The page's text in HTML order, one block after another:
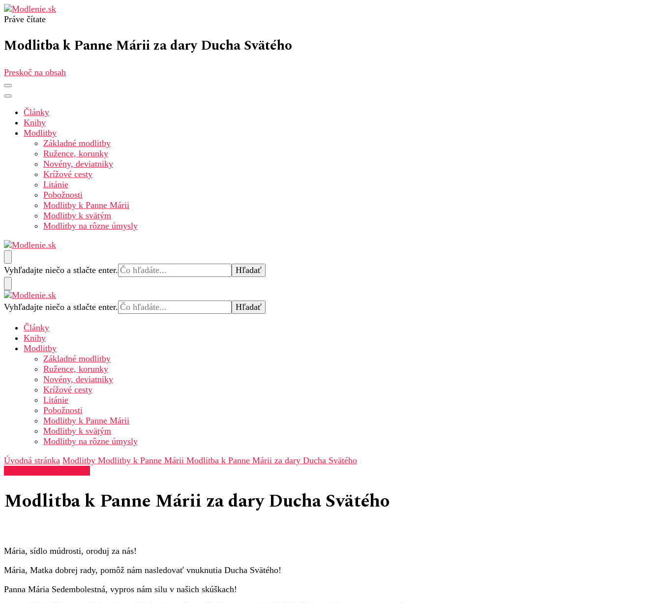
Práve čítate
Modlitba k Panne Márii za dary Ducha Svätého
Preskoč na obsah
Články
Knihy
Modlitby
Základné modlitby
Ružence, korunky
Novény, deviatniky
Krížové cesty
Litánie
Pobožnosti
Modlitby k Panne Márii
Modlitby k svätým
Modlitby na rôzne úmysly
Modlenie.sk – modlitba online
Hľadáte
niečo?
Vyhľadajte niečo a stlačte enter.
Modlenie.sk – modlitba online
Hľadáte
niečo?
Vyhľadajte niečo a stlačte enter.
Články
Knihy
Modlitby
Základné modlitby
Ružence, korunky
Novény, deviatniky
Krížové cesty
Litánie
Pobožnosti
Modlitby k Panne Márii
Modlitby k svätým
Modlitby na rôzne úmysly
Úvodná stránka Modlitby Modlitby k Panne Márii Modlitba k Panne Márii za dary Ducha Svätého
Modlitba k Panne Márii za dary Ducha Svätého
Mária, sídlo múdrosti, oroduj za nás!
Mária, Matka dobrej rady, pomôž nám nasledovať vnuknutia Ducha Svätého!
Panna Mária Sedembolestná, vypros nám silu v našich skúškach!